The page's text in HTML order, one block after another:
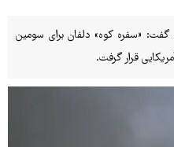
گفت: «سفره کوه» دلفان برای سومین
قرار گرفت.